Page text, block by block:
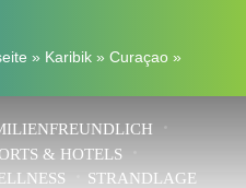
» Karibik » Curaçao »
& HOTELS
STRANDLAGE